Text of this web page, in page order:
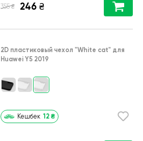
355 ₴ 246 ₴
2D пластиковый чехол "White cat" для
Huawei Y5 2019
Кешбек 12 ₴